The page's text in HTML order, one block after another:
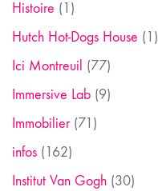
Histoire (1)
Hutch Hot-Dogs House (1)
Ici Montreuil (77)
Immersive Lab (9)
Immobilier(71)
infos (162)
Institut Van Gogh (30)